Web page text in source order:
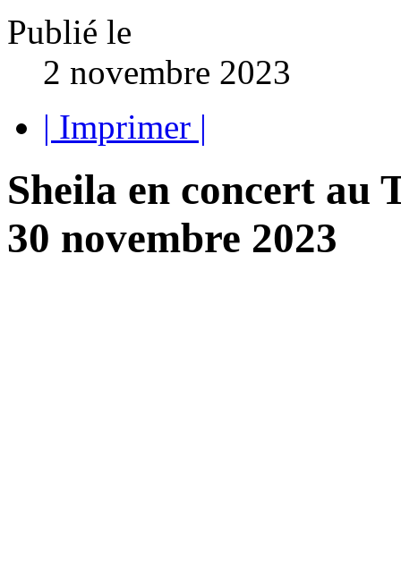
Publié le
2 novembre 2023
| Imprimer |
Sheila en concert au
30 novembre 2023